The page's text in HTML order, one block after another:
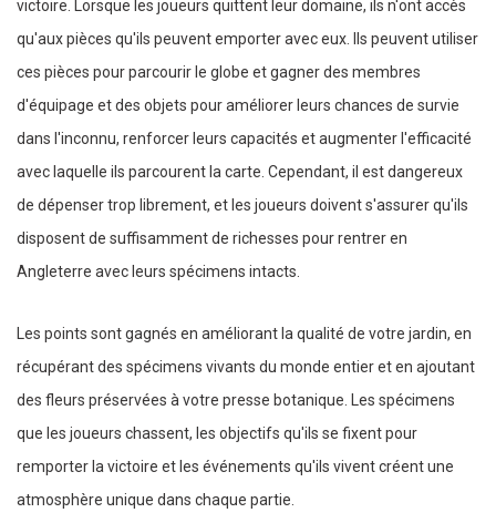
victoire. Lorsque les joueurs quittent leur domaine, ils n'ont accès
qu'aux pièces qu'ils peuvent emporter avec eux. Ils peuvent utiliser
ces pièces pour parcourir le globe et gagner des membres
d'équipage et des objets pour améliorer leurs chances de survie
dans l'inconnu, renforcer leurs capacités et augmenter l'efficacité
avec laquelle ils parcourent la carte. Cependant, il est dangereux
de dépenser trop librement, et les joueurs doivent s'assurer qu'ils
disposent de suffisamment de richesses pour rentrer en
Angleterre avec leurs spécimens intacts.
Les points sont gagnés en améliorant la qualité de votre jardin, en
récupérant des spécimens vivants du monde entier et en ajoutant
des fleurs préservées à votre presse botanique. Les spécimens
que les joueurs chassent, les objectifs qu'ils se fixent pour
remporter la victoire et les événements qu'ils vivent créent une
atmosphère unique dans chaque partie.